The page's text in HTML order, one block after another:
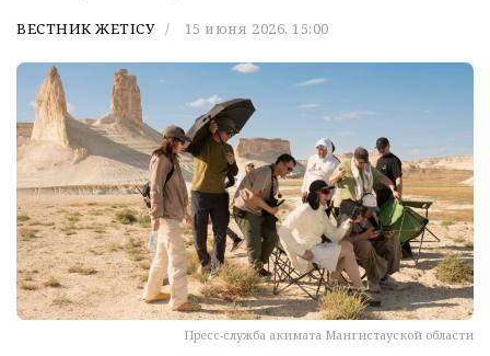
ВЕСТНИК ЖЕТІСУ 15 июня 2026, 15:00
Пресс-служба акимата Мангистауской области